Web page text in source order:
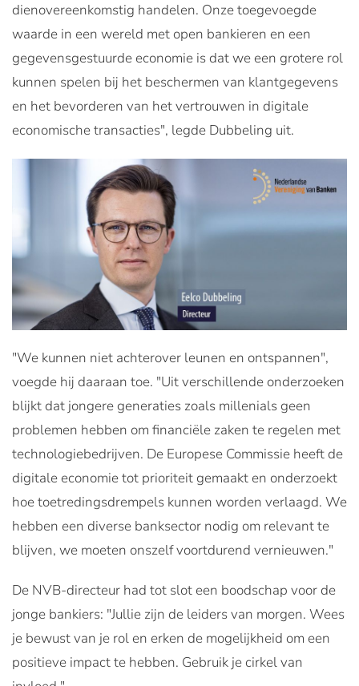
dienovereenkomstig handelen. Onze toegevoegde
waarde in een wereld met open bankieren en een
gegevensgestuurde economie is dat we een grotere rol
kunnen spelen bij het beschermen van klantgegevens
en het bevorderen van het vertrouwen in digitale
economische transacties", legde Dubbeling uit.
"We kunnen niet achterover leunen en ontspannen",
voegde hij daaraan toe. "Uit verschillende onderzoeken
blijkt dat jongere generaties zoals millenials geen
problemen hebben om financiële zaken te regelen met
technologiebedrijven. De Europese Commissie heeft de
digitale economie tot prioriteit gemaakt en onderzoekt
hoe toetredingsdrempels kunnen worden verlaagd. We
hebben een diverse banksector nodig om relevant te
blijven, we moeten onszelf voortdurend vernieuwen."
De NVB-directeur had tot slot een boodschap voor de
jonge bankiers: "Jullie zijn de leiders van morgen. Wees
je bewust van je rol en erken de mogelijkheid om een ​​
positieve impact te hebben. Gebruik je cirkel van